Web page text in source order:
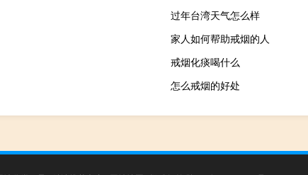
过年台湾天气怎么样
家人如何帮助戒烟的人
戒烟化痰喝什么
怎么戒烟的好处